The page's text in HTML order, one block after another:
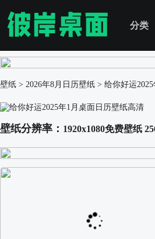
分类
壁纸 > 2026年8月日历壁纸 > 给你好运
壁纸分辨率： 1920x1080免费壁纸